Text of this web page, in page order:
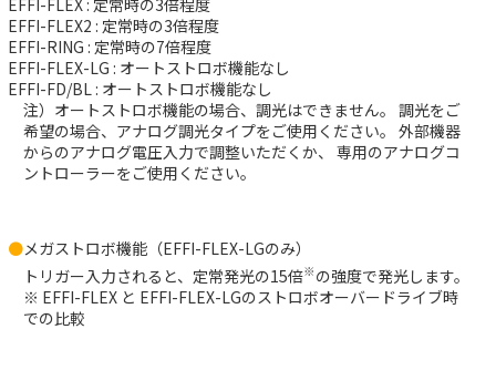
EFFI-FLEX2 : 定常時の3倍程度
EFFI-RING : 定常時の7倍程度
EFFI-FLEX-LG : オートストロボ機能なし
EFFI-FD/BL : オートストロボ機能なし
注）オートストロボ機能の場合、調光はできません。 調光をご
希望の場合、アナログ調光タイプをご使用ください。 外部機器
からのアナログ電圧入力で調整いただくか、
専用のアナログコ
ントローラーをご使用ください。
メガストロボ機能（EFFI-FLEX-LGのみ）
トリガー入力されると、定常発光の15倍※ の強度で発光します。
※ EFFI-FLEX と EFFI-FLEX-LGのストロボオーバードライブ時
での比較